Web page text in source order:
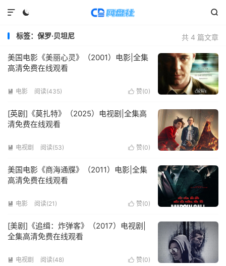
 

共 4 篇文章
标签：保罗·贝坦尼
美国电影《美丽心灵》（2001）电影|全集
高清免费在线观看
 赞(0)
 电影 阅读(435)
[英剧]《莫扎特》（2025）电视剧|全集高
清免费在线观看
 赞(0)
 电视剧 阅读(53)
美国电影《商海通牒》（2011）电影|全集
高清免费在线观看
 赞(0)
 电影 阅读(21 )
[美剧]《追缉：炸弹客》（2017）电视剧|
全集高清免费在线观看
 赞(0)
 电视剧 阅读(48)